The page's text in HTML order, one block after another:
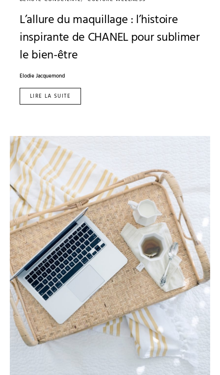
L’allure du maquillage : l’histoire
inspirante de CHANEL pour sublimer
le bien-être
Elodie Jacquemond
LIRE LA SUITE